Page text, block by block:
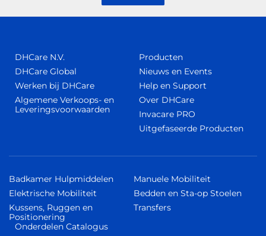
DHCare N.V.
DHCare Global
Werken bij DHCare
Algemene Verkoops- en
Leveringsvoorwaarden
Producten
Nieuws en Events
Help en Support
Over DHCare
Invacare PRO
Uitgefaseerde Producten
Badkamer Hulpmiddelen
Elektrische Mobiliteit
Kussens, Ruggen en
Positionering
Manuele Mobiliteit
Bedden en Sta-op Stoelen
Transfers
Onderdelen Catalogus